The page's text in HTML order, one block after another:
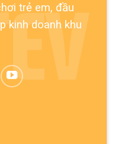
trẻ em, đầu
kinh doanh khu